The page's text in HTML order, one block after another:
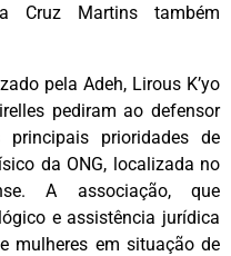
Cruz Martins também
pela Adeh, Lirous K’yo
pediram ao defensor
prioridades de
da ONG, localizada no
A associação, que
e assistência jurídica
mulheres em situação de